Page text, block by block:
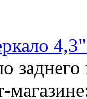
заднего